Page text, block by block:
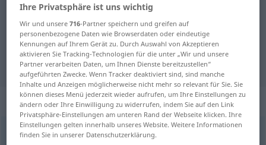
Deutsch-Italienisch Übersetzung
für "freigeben"
"freigeben" Italienisch Übersetzung
„freigeben“: transitives Verb
freigebenv/t <irr>
Ihre Privatsphäre ist uns wichtig
Wir und unsere716-Partner speichern und greifen auf
personenbezogene Daten wie Browserdaten oder eindeutige
Kennungen auf Ihrem Gerät zu. Durch Auswahl von Akzeptieren
aktivieren Sie Tracking-Technologien für die unter „Wir und unsere
Partner verarbeiten Daten, um Ihnen Dienste bereitzustellen“
aufgeführten Zwecke. Wenn Tracker deaktiviert sind, sind manche
Inhalte und Anzeigen möglicherweise nicht mehr so relevant für Sie. Sie
können dieses Menü jederzeit wieder aufrufen, um Ihre Einstellungen zu
ändern oder Ihre Einwilligung zu widerrufen, indem Sie auf den Link
Privatsphäre-Einstellungen am unteren Rand der Webseite klicken. Ihre
Einstellungen gelten innerhalb unseres Website. Weitere Informationen
finden Sie in unserer Datenschutzerklärung.